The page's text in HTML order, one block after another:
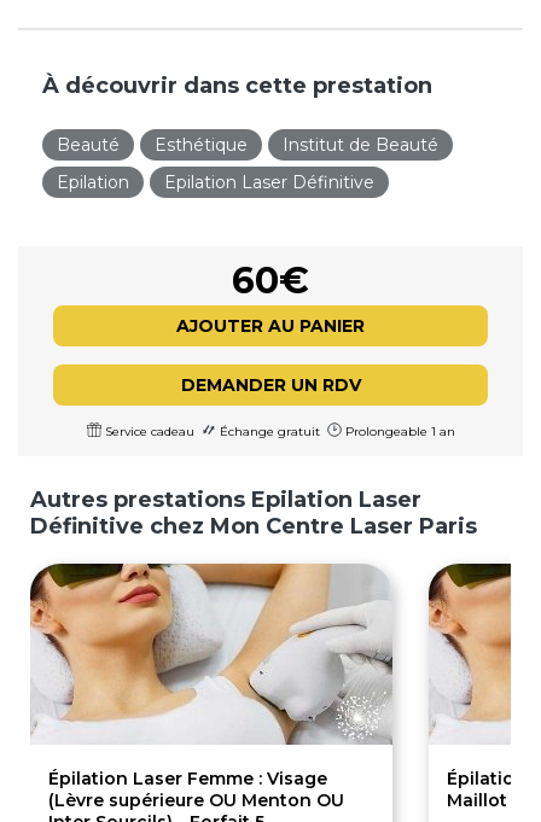
À découvrir dans cette prestation
Beauté Esthétique
Institut de Beauté
Epilation
Epilation Laser Définitive
60€
AJOUTER AU PANIER
DEMANDER UN RDV
Service cadeau Échange gratuit Prolongeable 1 an
Autres prestations Epilation Laser
Définitive chez Mon Centre Laser Paris
Épilation Laser Femme : Visage
(Lèvre supérieure OU Menton OU
Épilation
Maillot